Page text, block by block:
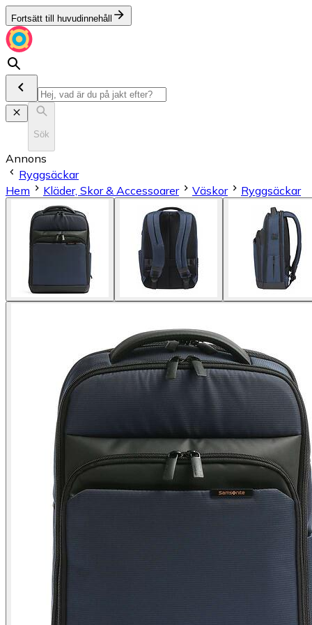
Fortsätt till huvudinnehåll
Sök
Annons
Ryggsäckar
Hem
Kläder, Skor & Accessoarer Väskor Ryggsäckar